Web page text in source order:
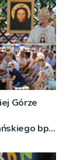
Górze
bp